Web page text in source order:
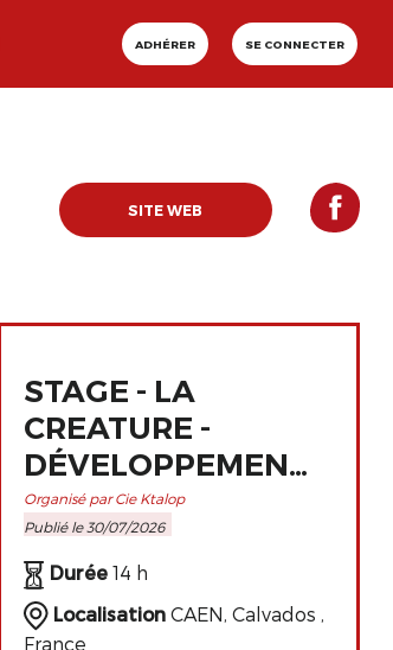
ADHÉRER SE CONNECTER
SITE WEB
STAGE - LA
CREATURE -
DÉVELOPPEMENT
ET
PERFECTIONNEMENT
DE L'ART
CLOWNESQUE
Organisé par Cie Ktalop
Publié le 30/07/2026
Durée14 h
LocalisationCAEN, Calvados ,
France